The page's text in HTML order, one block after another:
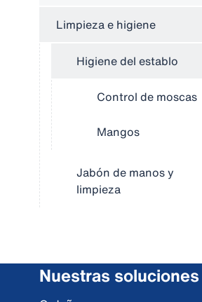
Limpieza e higiene
Higiene del establo
Control de moscas
Mangos
Jabón de manos y
limpieza
Nuestras soluciones